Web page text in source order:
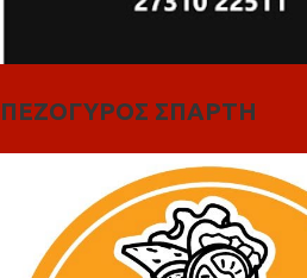
ΠΕΖΟΓΥΡΟΣ ΣΠΑΡΤΗ